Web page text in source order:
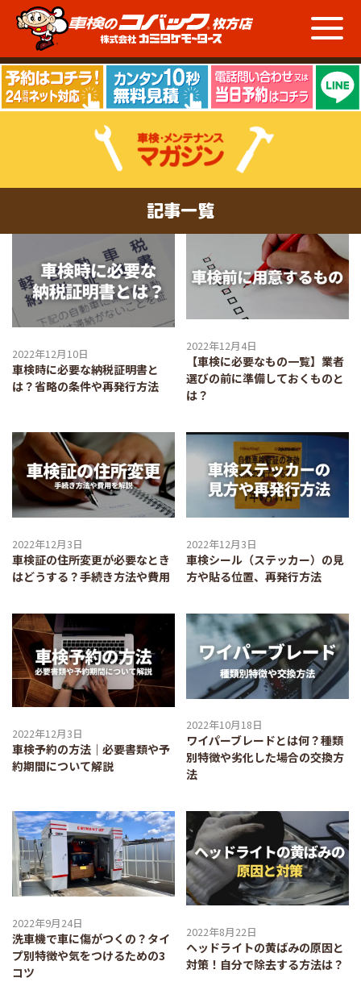
記事一覧
2022年12月10日
車検時に必要な納税証明書と
は？省略の条件や再発行方法
2022年12月4日
【車検に必要なもの一覧】業者
選びの前に準備しておくものと
は？
2022年12月3日
車検証の住所変更が必要なとき
はどうする？手続き方法や費用
2022年12月3日
車検シール（ステッカー）の見
方や貼る位置、再発行方法
2022年12月3日
車検予約の方法｜必要書類や予
約期間について解説
2022年10月18日
ワイパーブレードとは何？種類
別特徴や劣化した場合の交換方
法
2022年9月24日
洗車機で車に傷がつくの？タイ
プ別特徴や気をつけるための3
コツ
2022年8月22日
ヘッドライトの黄ばみの原因と
対策！自分で除去する方法は？